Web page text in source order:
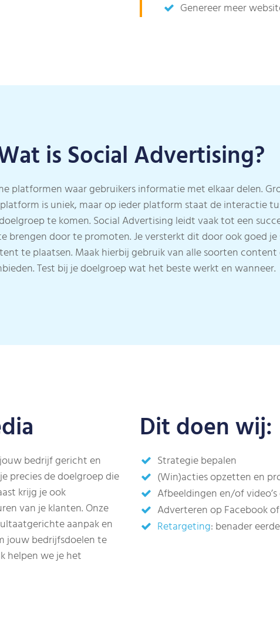
Genereer meer
is Social Advertising?
platformen waar gebruikers informatie met elkaar delen.
is uniek, maar op ieder platform staat de interactie
te komen. Social Advertising leidt vaak tot een
door te promoten. Je versterkt dit door ook goed
te plaatsen. Maak hierbij gebruik van alle soorten
Test bij je doelgroep wat het beste werkt en wanneer.
bedrijf gericht en
precies de doelgroep die
krijg je ook
van je klanten. Onze
aanpak en
jouw bedrijfsdoelen te
helpen we je het
Dit doen wij:
Strategie bepalen
(Win)acties opzetten en
Afbeeldingen en/of
Adverteren op Facebook
Retargeting: benader